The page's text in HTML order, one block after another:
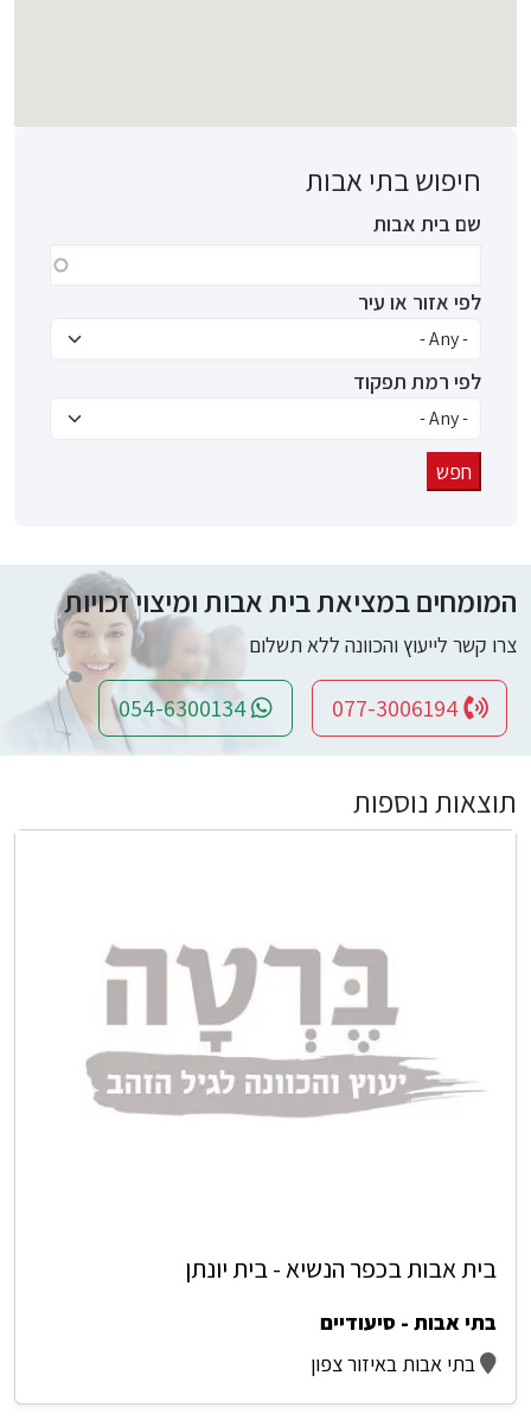
חיפוש בתי אבות
שם בית אבות
לפי אזור או עיר
לפי רמת תפקוד
המומחים במציאת בית אבות ומיצוי זכויות
צרו קשר לייעוץ והכוונה ללא תשלום
תוצאות נוספות
בית אבות בכפר הנשיא - בית יונתן
בתי אבות - סיעודיים
בתי אבות באיזור צפון